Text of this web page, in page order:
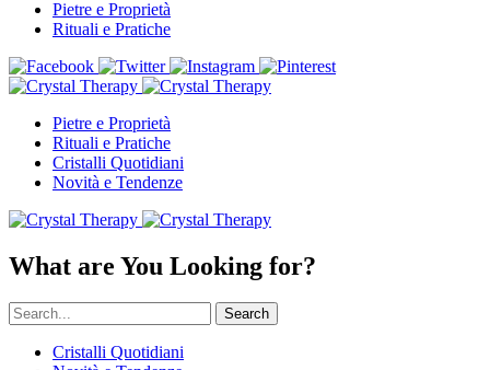
Pietre e Proprietà
Rituali e Pratiche
Pietre e Proprietà
Rituali e Pratiche
Cristalli Quotidiani
Novità e Tendenze
What are You Looking for?
Search
Cristalli Quotidiani